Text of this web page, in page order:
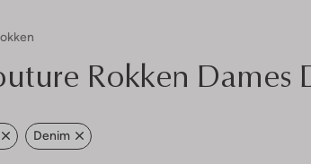
Rokken Dames
Denim